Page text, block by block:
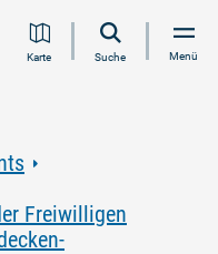
Inhalt
Navigation
Volltextsuche
FooterKarte Suche Menü
Freiwilligen